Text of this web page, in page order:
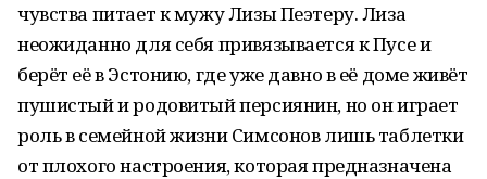
чувства питает к мужу Лизы Пеэтеру. Лиза
неожиданно для себя привязывается к Пусе и
берёт её в Эстонию, где уже давно в её доме живёт
пушистый и родовитый персиянин, но он играет
роль в семейной жизни Симсонов лишь таблетки
от плохого настроения, которая предназначена